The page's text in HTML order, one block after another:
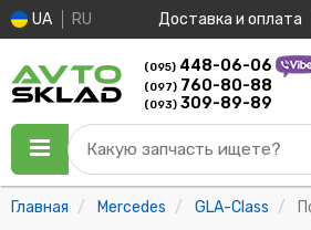
UA RU Доставка и оплата
(095) 448-06-06
(097) 760-80-88
(093) 309-89-89
Какую запчасть ищете?
Главная Mercedes GLA-Class